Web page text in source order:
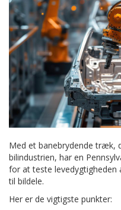
Med et banebrydende træk,
bilindustrien, har en
for at teste levedygtigheden
til bildele.
Her er de vigtigste punkter: